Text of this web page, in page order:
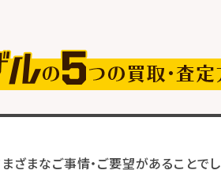
まなご事情・ご要望があることでし